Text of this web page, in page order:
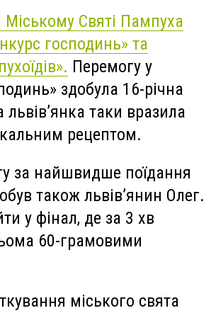
Міському Святі Пампуха
господинь» та
Перемогу у
здобула 16-річна
таки вразила
рецептом.
за найшвидше поїдання
також львів’янин Олег.
у фінал, де за 3 хв
60-грамовими
міського свята